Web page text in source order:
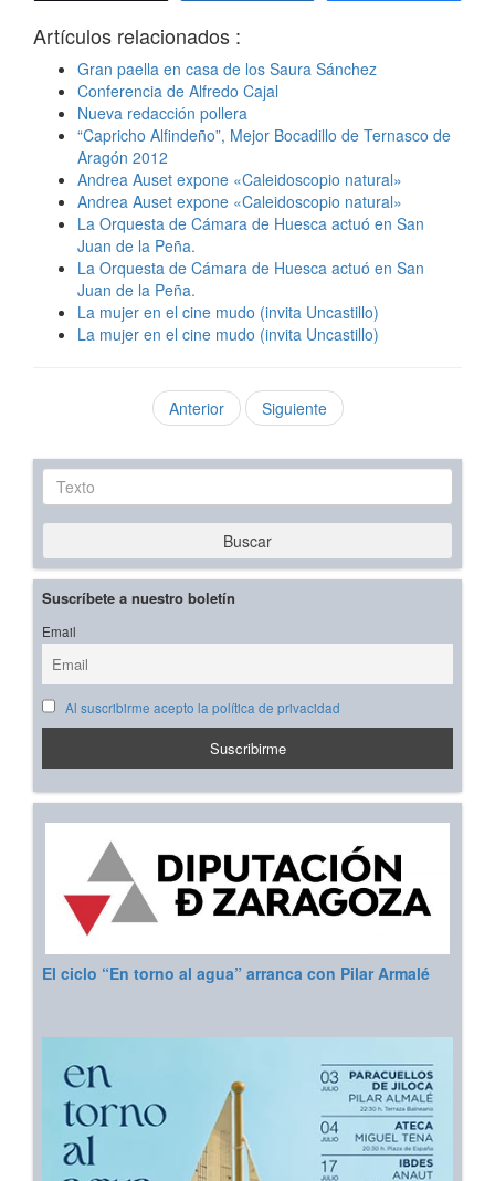
Artículos relacionados :
Gran paella en casa de los Saura Sánchez
Conferencia de Alfredo Cajal
Nueva redacción pollera
“Capricho Alfindeño”, Mejor Bocadillo de Ternasco de
Aragón 2012
Andrea Auset expone «Caleidoscopio natural»
Andrea Auset expone «Caleidoscopio natural»
La Orquesta de Cámara de Huesca actuó en San
Juan de la Peña.
La Orquesta de Cámara de Huesca actuó en San
Juan de la Peña.
La mujer en el cine mudo (invita Uncastillo)
La mujer en el cine mudo (invita Uncastillo)
Anterior Siguiente
Texto
Buscar
Suscríbete a nuestro boletín
Email
Al suscribirme acepto la política de privacidad
El ciclo “En torno al agua” arranca con Pilar Armalé